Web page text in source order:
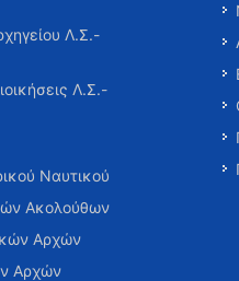
Λ.Σ.-
Λ.Σ.-
Ναυτικού
Ακολούθων
Αρχών
Αρχών